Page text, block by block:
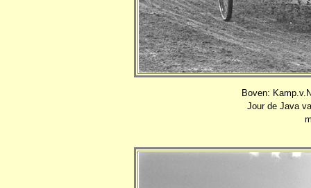
Boven:
Jour de Java